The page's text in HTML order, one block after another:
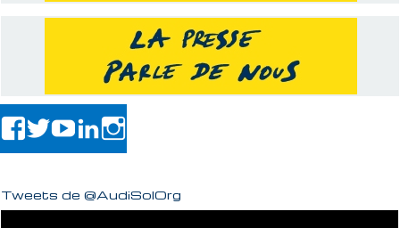
Tweets de @AudiSolOrg